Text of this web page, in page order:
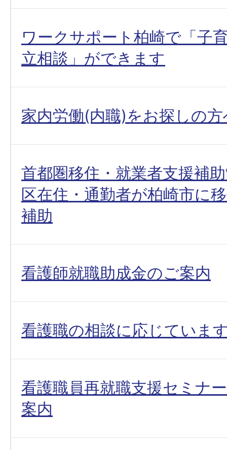
ワークサポート柏崎で「子
立相談」ができます
家内労働(内職)をお探しの方
首都圏移住・就業者支援補
区在住・通勤者が柏崎市に
補助
看護師就職助成金のご案内
看護職の相談に応じていま
看護職員再就職支援セミナ
案内